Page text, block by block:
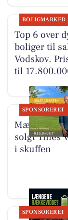
BOLIGMARKED
Top 6 over
boliger til
Vodskov.
til
SPONSORERET
solgt Tines
i skuffen
SPONSORERET